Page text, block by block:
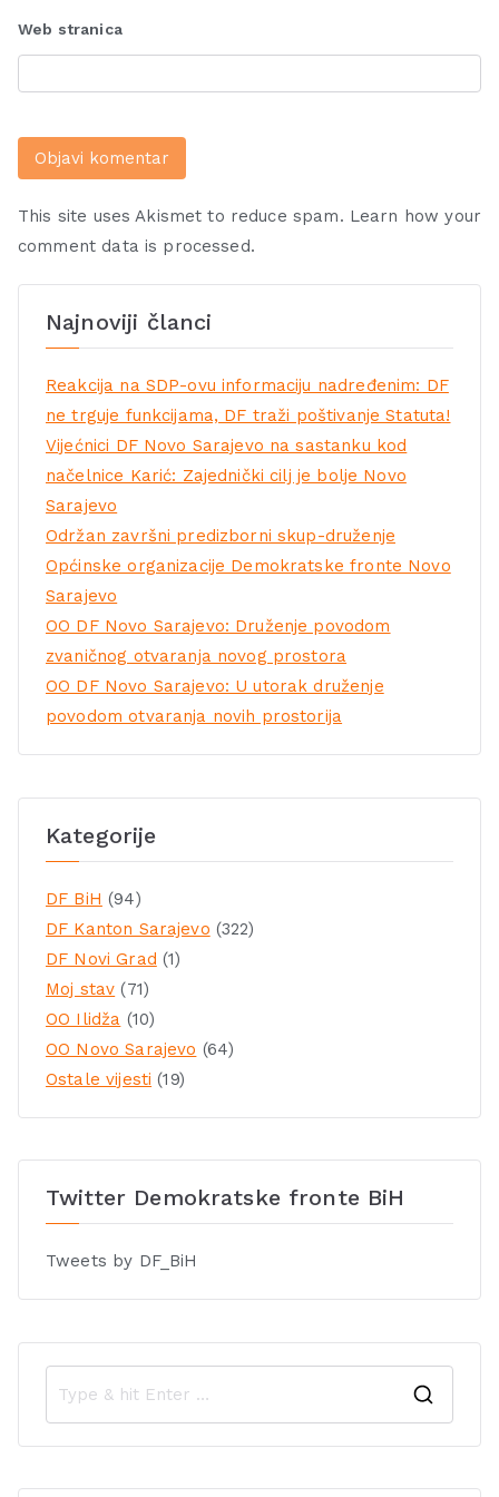
Web stranica
This site uses Akismet to reduce spam. Learn how your
comment data is processed.
Najnoviji članci
Reakcija na SDP-ovu informaciju nadređenim: DF
ne trguje funkcijama, DF traži poštivanje Statuta!
Vijećnici DF Novo Sarajevo na sastanku kod
načelnice Karić: Zajednički cilj je bolje Novo
Sarajevo
Održan završni predizborni skup-druženje
Općinske organizacije Demokratske fronte Novo
Sarajevo
OO DF Novo Sarajevo: Druženje povodom
zvaničnog otvaranja novog prostora
OO DF Novo Sarajevo: U utorak druženje
povodom otvaranja novih prostorija
Kategorije
DF BiH (94)
DF Kanton Sarajevo (322)
DF Novi Grad (1)
Moj stav (71)
OO Ilidža (10)
OO Novo Sarajevo (64)
Ostale vijesti (19)
Twitter Demokratske fronte BiH
Tweets by DF_BiH